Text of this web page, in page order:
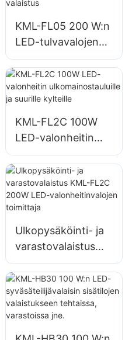
KML-FL05 200 W:n
LED-tulvavalojen
toimittaja, hätä- ja
katastrofiapukohtei
den valaistus
KML-FL2C 100W
LED-valonheitin
ulkomainostauluille
ja suurille kylteille
Ulkopysäköinti- ja
varastovalaistus
KML-FL2C 200W
LED-
valonheitinvalojen
toimittaja